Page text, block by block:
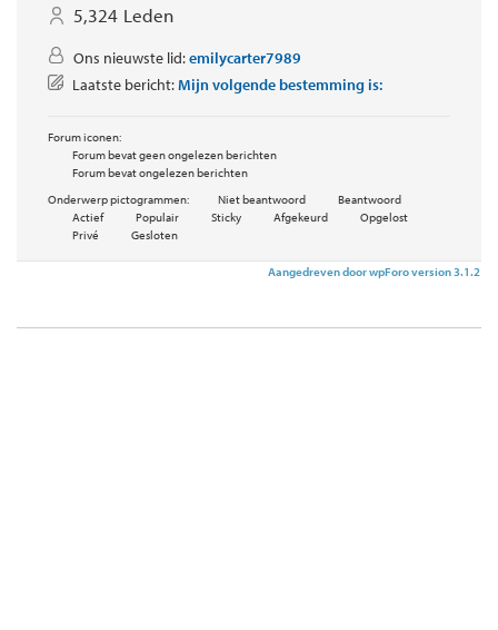
5,324 Leden
Ons nieuwste lid:emilycarter7989
Laatste bericht:Mijn volgende bestemming is:
Forum iconen:
Forum bevat geen ongelezen berichten
Forum bevat ongelezen berichten
Onderwerp pictogrammen:
Niet beantwoord
Beantwoord
Actief
Populair Sticky Afgekeurd
Opgelost
Privé
Gesloten
Aangedreven door wpForo version 3.1.2